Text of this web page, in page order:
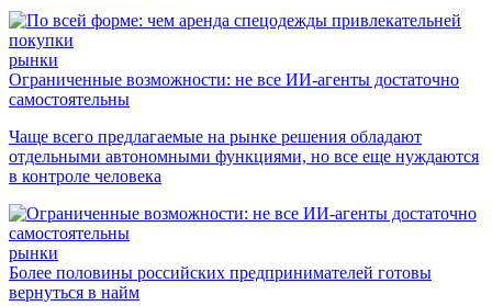
рынки
Ограниченные возможности: не все ИИ-агенты достаточно
самостоятельны
Чаще всего предлагаемые на рынке решения обладают
отдельными автономными функциями, но все еще нуждаются
в контроле человека
рынки
Более половины российских предпринимателей готовы
вернуться в найм